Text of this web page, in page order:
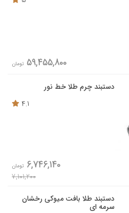
59,455,800 تومان
دستبند چرم طلا خط نور
4.1
6,746,140 تومان
7,101,200
دستبند طلا بافت میوکی رخشان
سرمه ای